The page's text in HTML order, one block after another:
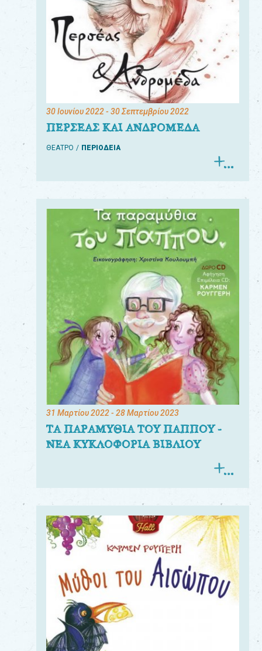
30 Ιουνίου 2022- 30 Σεπτεμβρίου 2022
ΠΕΡΣΕΑΣ ΚΑΙ ΑΝΔΡΟΜΕΔΑ
ΘΕΑΤΡΟ ΠΕΡΙΟΔΕΙΑ
31 Μαρτίου 2022- 28 Μαρτίου 2023
ΤΑ ΠΑΡΑΜΥΘΙΑ ΤΟΥ ΠΑΠΠΟΥ -
ΝΕΑ ΚΥΚΛΟΦΟΡΙΑ ΒΙΒΛΙΟΥ